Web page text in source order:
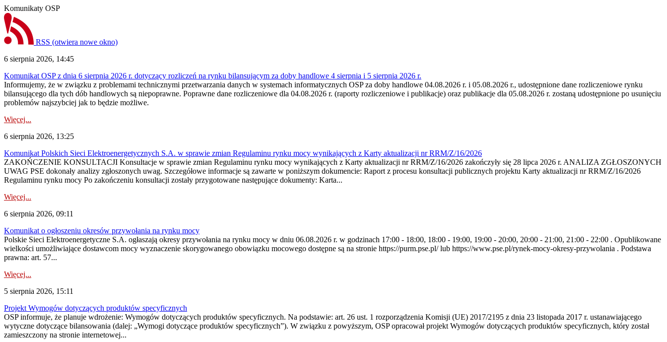
Komunikaty OSP
RSS (otwiera nowe okno)
6 sierpnia 2026, 14:45
Komunikat OSP z dnia 6 sierpnia 2026 r. dotyczący rozliczeń na rynku bilansującym za doby handlowe 4 sierpnia i 5 sierpnia 2026 r.
Informujemy, że w związku z problemami technicznymi przetwarzania danych w systemach informatycznych OSP za doby handlowe 04.08.2026 r. i 05.08.2026 r., udostępnione dane rozliczeniowe rynku
bilansującego dla tych dób handlowych są niepoprawne. Poprawne dane rozliczeniowe dla 04.08.2026 r. (raporty rozliczeniowe i publikacje) oraz publikacje dla 05.08.2026 r. zostaną udostępnione po usunięciu
problemów najszybciej jak to będzie możliwe.
Więcej...
6 sierpnia 2026, 13:25
Komunikat Polskich Sieci Elektroenergetycznych S.A. w sprawie zmian Regulaminu rynku mocy wynikających z Karty aktualizacji nr RRM/Z/16/2026
ZAKOŃCZENIE KONSULTACJI Konsultacje w sprawie zmian Regulaminu rynku mocy wynikających z Karty aktualizacji nr RRM/Z/16/2026 zakończyły się 28 lipca 2026 r. ANALIZA ZGŁOSZONYCH
UWAG PSE dokonały analizy zgłoszonych uwag. Szczegółowe informacje są zawarte w poniższym dokumencie: Raport z procesu konsultacji publicznych projektu Karty aktualizacji nr RRM/Z/16/2026
Regulaminu rynku mocy Po zakończeniu konsultacji zostały przygotowane następujące dokumenty: Karta...
Więcej...
6 sierpnia 2026, 09:11
Komunikat o ogłoszeniu okresów przywołania na rynku mocy
Polskie Sieci Elektroenergetyczne S.A. ogłaszają okresy przywołania na rynku mocy w dniu 06.08.2026 r. w godzinach 17:00 - 18:00, 18:00 - 19:00, 19:00 - 20:00, 20:00 - 21:00, 21:00 - 22:00 . Opublikowane
wielkości umożliwiające dostawcom mocy wyznaczenie skorygowanego obowiązku mocowego dostępne są na stronie https://purm.pse.pl/ lub https://www.pse.pl/rynek-mocy-okresy-przywolania . Podstawa
prawna: art. 57...
Więcej...
5 sierpnia 2026, 15:11
Projekt Wymogów dotyczących produktów specyficznych
OSP informuje, że planuje wdrożenie: Wymogów dotyczących produktów specyficznych. Na podstawie: art. 26 ust. 1 rozporządzenia Komisji (UE) 2017/2195 z dnia 23‍ listopada 2017 r. ustanawiającego
wytyczne dotyczące bilansowania (dalej: „Wymogi dotyczące produktów specyficznych”). W związku z powyższym, OSP opracował projekt Wymogów dotyczących produktów specyficznych, który został
zamieszczony na stronie internetowej...